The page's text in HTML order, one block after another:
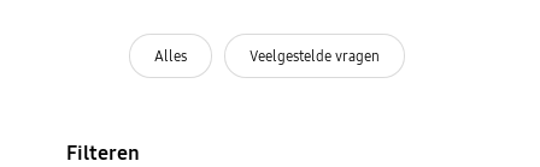
Alles Veelgestelde vragen
Filteren